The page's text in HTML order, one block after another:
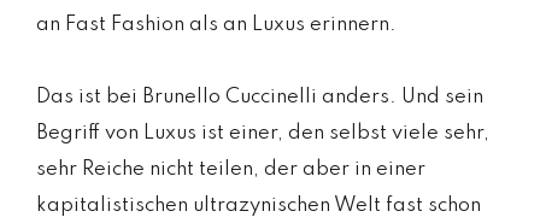
an Fast Fashion als an Luxus erinnern.
Das ist bei Brunello Cuccinelli anders. Und sein
Begriff von Luxus ist einer, den selbst viele sehr,
sehr Reiche nicht teilen, der aber in einer
kapitalistischen ultrazynischen Welt fast schon